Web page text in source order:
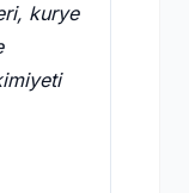
kurye